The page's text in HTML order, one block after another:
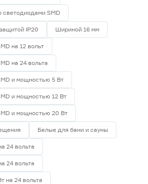
светодиодами SMD
IP20 Шириной 16 мм
на 12 вольт
на 24 вольта
и мощностью 5 Вт
и мощностью 12 Вт
и мощностью 20 Вт
Белые для бани и сауны
24 вольта
24 вольта
на 24 вольта